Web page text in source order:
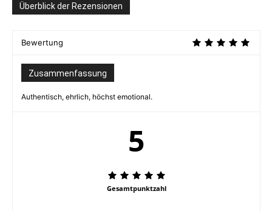
Überblick der Rezensionen
Bewertung
Zusammenfassung
Authentisch, ehrlich, höchst emotional.
5
Gesamtpunktzahl